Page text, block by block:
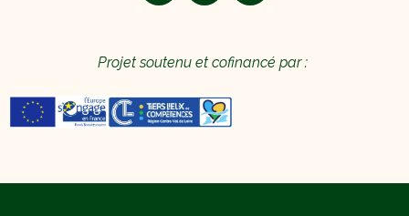
Projet soutenu et cofinancé par :